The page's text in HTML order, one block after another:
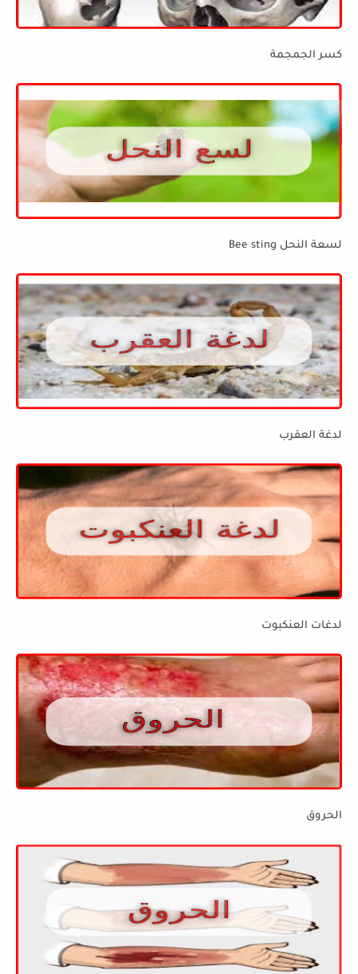
كسر الجمجمة
لسعة النحل Bee sting
لدغة العقرب
لدغات العنكبوت
الحروق